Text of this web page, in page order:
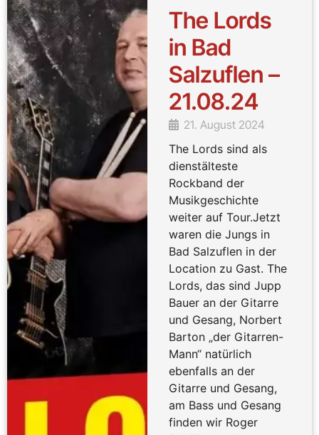
The Lords
in Bad
Salzuflen –
21.08.24
21. August 2024
The Lords sind als
dienstälteste
Rockband der
Musikgeschichte
weiter auf Tour.Jetzt
waren die Jungs in
Bad Salzuflen in der
Location zu Gast. The
Lords, das sind Jupp
Bauer an der Gitarre
und Gesang, Norbert
Barton „der Gitarren-
Mann“ natürlich
ebenfalls an der
Gitarre und Gesang,
am Bass und Gesang
finden wir Roger